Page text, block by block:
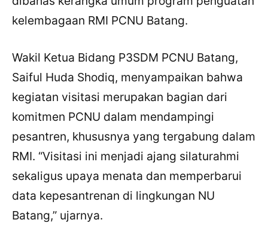
kelembagaan RMI PCNU Batang.
Wakil Ketua Bidang P3SDM PCNU Batang,
Saiful Huda Shodiq, menyampaikan bahwa
kegiatan visitasi merupakan bagian dari
komitmen PCNU dalam mendampingi
pesantren, khususnya yang tergabung dalam
RMI. “Visitasi ini menjadi ajang silaturahmi
sekaligus upaya menata dan memperbarui
data kepesantrenan di lingkungan NU
Batang,” ujarnya.